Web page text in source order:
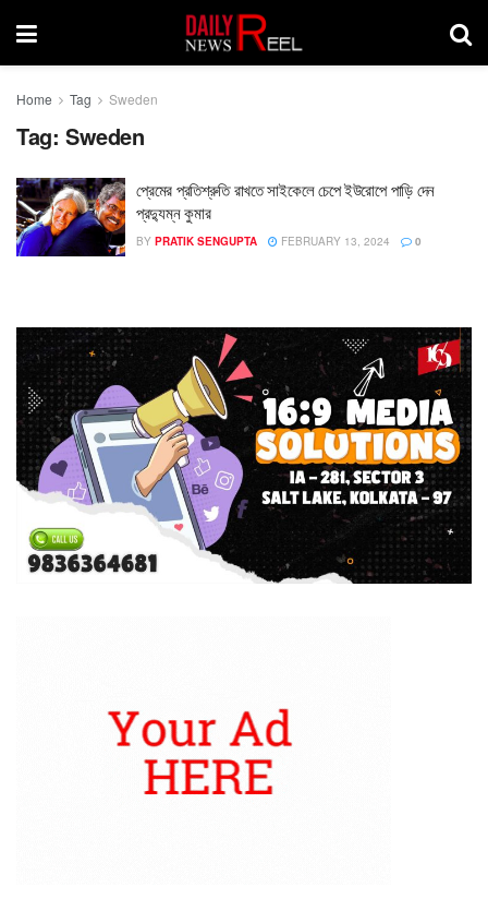
Home Tag Sweden
Tag: Sweden
প্রেমের প্রতিশ্রুতি রাখতে সাইকেলে চেপে ইউরোপে পাড়ি দেন
প্রদ্যুম্ন কুমার
BY PRATIK SENGUPTA FEBRUARY 13, 2024 0